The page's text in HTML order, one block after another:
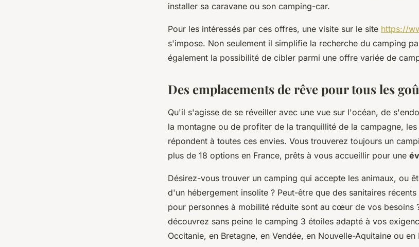
installer sa caravane ou son camping-car.
Pour les intéressés par ces offres, une visite sur le site https://
s'impose. Non seulement il simplifie la recherche du camping
également la possibilité de cibler parmi une offre variée de
Des emplacements de rêve pour tous les
Qu'il s'agisse de se réveiller avec une vue sur l'océan, de
la montagne ou de profiter de la tranquillité de la campagne,
répondent à toutes ces envies. Vous trouverez toujours un
plus de 18 options en France, prêts à vous accueillir pour une
Désirez-vous trouver un camping qui accepte les animaux, ou
d'un hébergement insolite ? Peut-être que des sanitaires
pour personnes à mobilité réduite sont au cœur de vos besoins
découvrez sans peine le camping 3 étoiles adapté à vos
Occitanie, en Bretagne, en Vendée, en Nouvelle-Aquitaine ou en